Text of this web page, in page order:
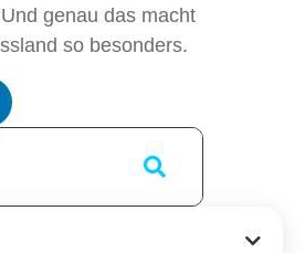
genau das macht
so besonders.